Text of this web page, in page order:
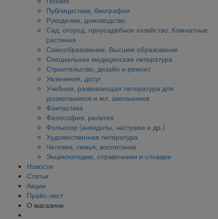
Публицистика, биографии
Рукоделие, домоводство
Сад, огород, приусадебное хозяйство. Комнатные
растения
Самообразование. Высшее образование
Специальная медицинская литература
Строительство, дизайн и ремонт
Увлечения, досуг
Учебная, развивающая литература для
дошкольников и мл. школьников
Фантастика
Философия, религия
Фольклор (анекдоты, частушки и др.)
Художественная литература
Человек, семья, воспитание
Энциклопедии, справочники и словари
Новости
Статьи
Акции
Прайс-лист
О магазине